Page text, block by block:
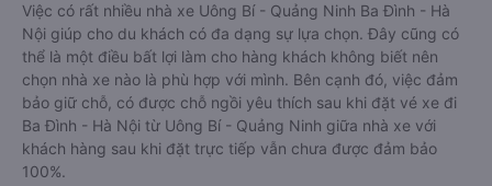
Việc có rất nhiều nhà xe Uông Bí - Quảng Ninh Ba Đình - Hà
Nội giúp cho du khách có đa dạng sự lựa chọn. Đây cũng có
thể là một điều bất lợi làm cho hàng khách không biết nên
chọn nhà xe nào là phù hợp với mình. Bên cạnh đó, việc đảm
bảo giữ chỗ, có được chỗ ngồi yêu thích sau khi đặt vé xe đi
Ba Đình - Hà Nội từ Uông Bí - Quảng Ninh giữa nhà xe với
khách hàng sau khi đặt trực tiếp vẫn chưa được đảm bảo
100%.